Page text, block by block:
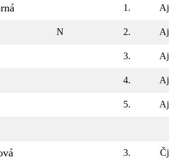
1. Aj
N 2. Aj
3. Aj
4. Aj
5. Aj
3. Čj